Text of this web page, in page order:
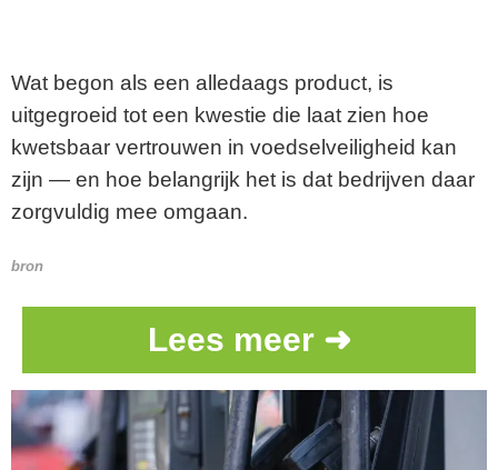
Wat begon als een alledaags product, is
uitgegroeid tot een kwestie die laat zien hoe
kwetsbaar vertrouwen in voedselveiligheid kan
zijn — en hoe belangrijk het is dat bedrijven daar
zorgvuldig mee omgaan.
bron
Lees meer ➜